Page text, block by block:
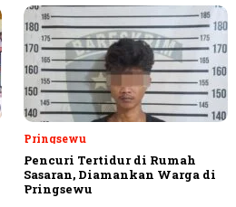
Pringsewu
Pencuri Tertidur di Rumah
Sasaran, Diamankan Warga di
Pringsewu